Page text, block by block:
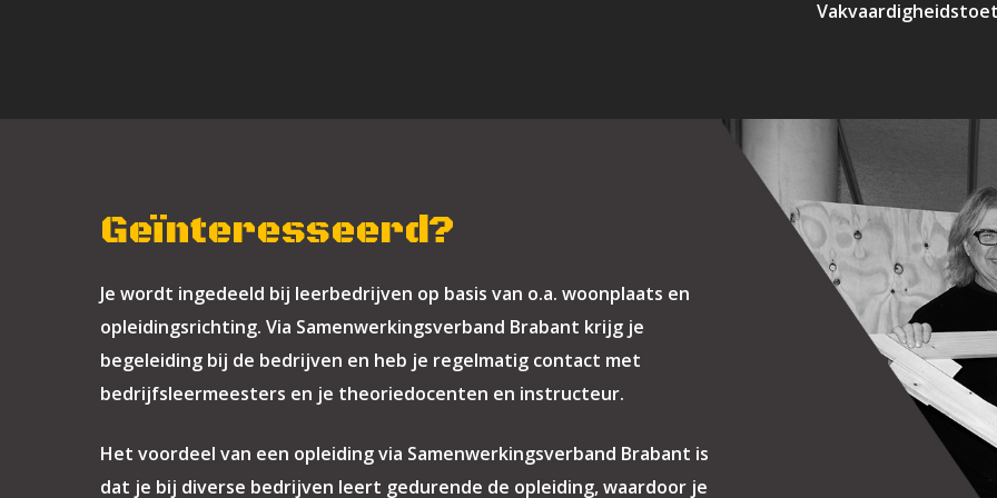
Geïnteresseerd?
Je wordt ingedeeld bij leerbedrijven op basis van o.a. woonplaats en
opleidingsrichting. Via Samenwerkingsverband Brabant krijg je
begeleiding bij de bedrijven en heb je regelmatig contact met
bedrijfsleermeesters en je theoriedocenten en instructeur.
Het voordeel van een opleiding via Samenwerkingsverband Brabant is
dat je bij diverse bedrijven leert gedurende de opleiding, waardoor je